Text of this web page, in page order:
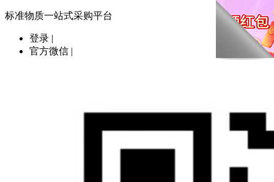
标准物质一站式采购平台
登录 |
官方微信 |